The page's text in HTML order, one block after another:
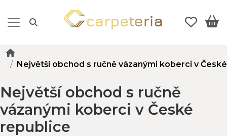
Největší obchod s ručně vázanými koberci v
Největší obchod s ručně
vázanými koberci v České
republice